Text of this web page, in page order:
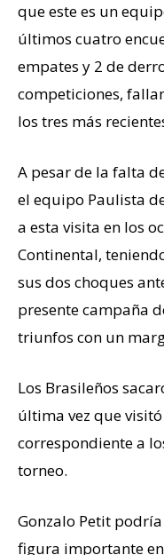
que este es un
últimos cuatro
empates y 2 de
competiciones,
los tres más
A pesar de la falta
el equipo Paulista
a esta visita en los
Continental,
sus dos choques
presente campaña
triunfos con un
Los Brasileños
última vez que
correspondiente a
torneo.
Gonzalo Petit
figura importante